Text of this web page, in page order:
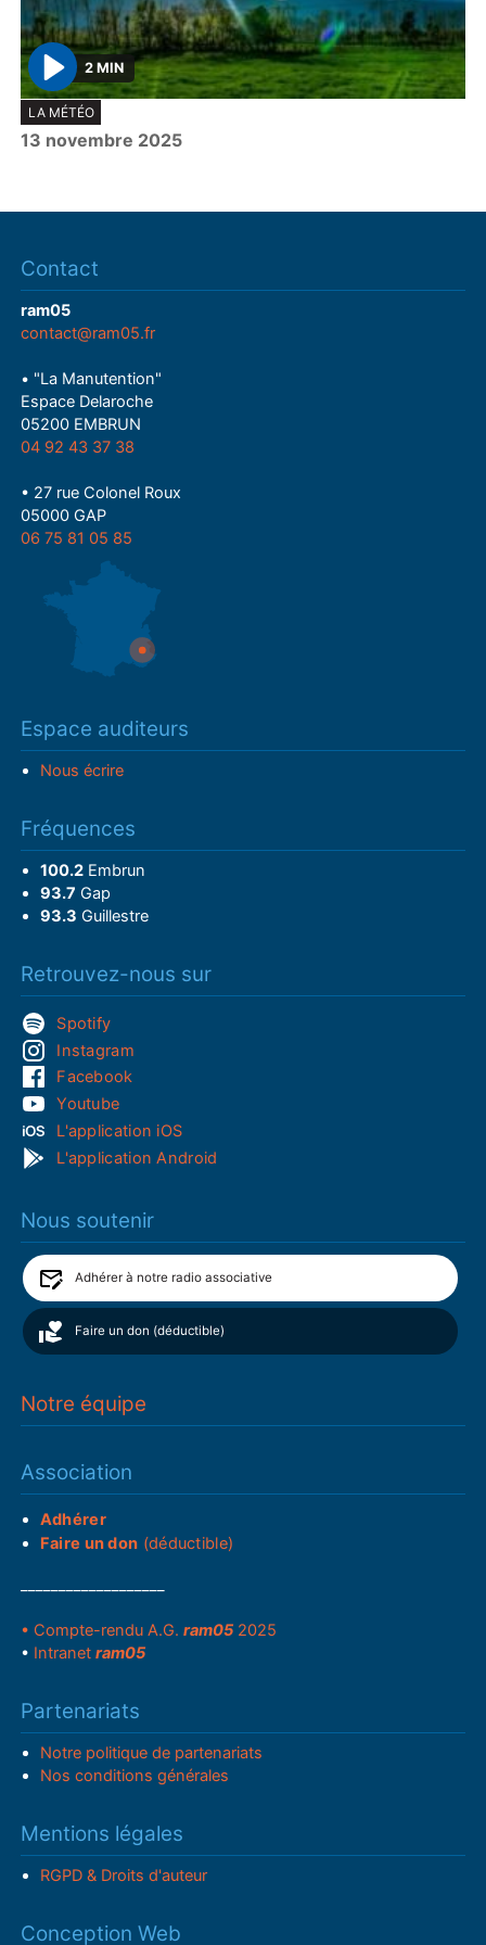
P
l
a
2 MIN
LA MÉTÉO
13 novembre 2025
Contact
ram05
contact@ram05.fr
• "La Manutention"
Espace Delaroche
05200 EMBRUN
04 92 43 37 38
• 27 rue Colonel Roux
05000 GAP
06 75 81 05 85
Espace auditeurs
Nous écrire
Fréquences
100.2Embrun
93.7 Gap
93.3 Guillestre
Retrouvez-nous sur
Spotify
Instagram
Facebook
Youtube
L'application iOS
L'application Android
Nous soutenir
Adhérer à notre radio associative
Faire un don (déductible)
Notre équipe
Association
Adhérer
Faire un don (déductible)
• Compte-rendu A.G.ram05 2025
• Intranetram05
Partenariats
Notre politique de partenariats
Nos conditions générales
Mentions légales
RGPD & Droits d'auteur
Conception Web